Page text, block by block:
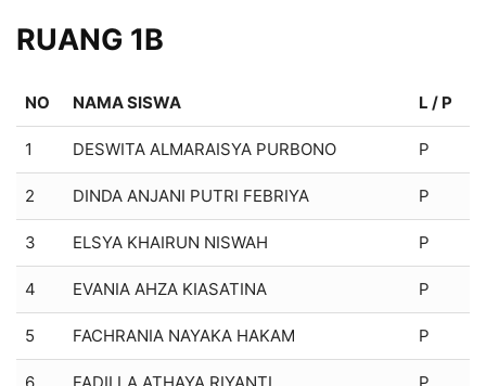
RUANG 1B
NO NAMA SISWA L / P
1 DESWITA ALMARAISYA PURBONO P
2 DINDA ANJANI PUTRI FEBRIYA P
3 ELSYA KHAIRUN NISWAH P
4 EVANIA AHZA KIASATINA P
5 FACHRANIA NAYAKA HAKAM P
6 FADILLA ATHAYA RIYANTI P